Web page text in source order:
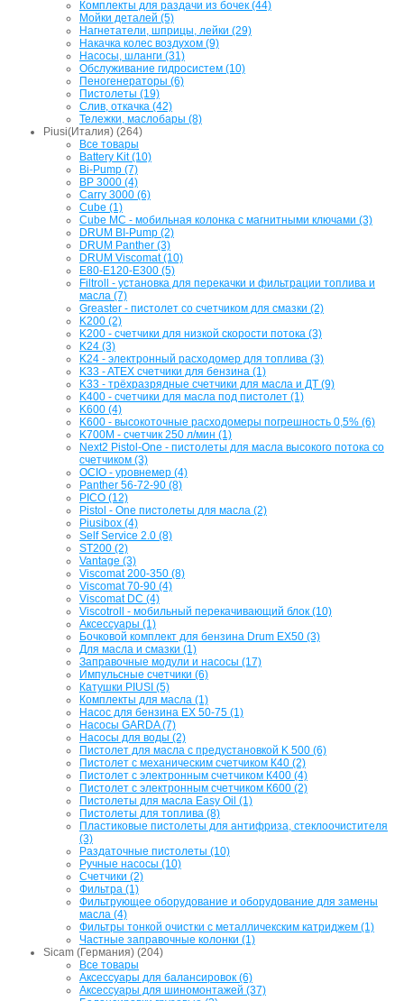
Комплекты для раздачи из бочек (44)
Мойки деталей (5)
Нагнетатели, шприцы, лейки (29)
Накачка колес воздухом (9)
Насосы, шланги (31)
Обслуживание гидросистем (10)
Пеногенераторы (6)
Пистолеты (19)
Слив, откачка (42)
Тележки, маслобары (8)
Piusi(Италия) (264)
Все товары
Battery Kit (10)
Bi-Pump (7)
BP 3000 (4)
Carry 3000 (6)
Cube (1)
Cube MC - мобильная колонка с магнитными ключами (3)
DRUM BI-Pump (2)
DRUM Panther (3)
DRUM Viscomat (10)
E80-E120-E300 (5)
Filtroll - установка для перекачки и фильтрации топлива и
масла (7)
Greaster - пистолет со счетчиком для смазки (2)
K200 (2)
K200 - счетчики для низкой скорости потока (3)
K24 (3)
K24 - электронный расходомер для топлива (3)
K33 - ATEX счетчики для бензина (1)
K33 - трёхразрядные счетчики для масла и ДТ (9)
K400 - счетчики для масла под пистолет (1)
K600 (4)
K600 - высокоточные расходомеры погрешность 0,5% (6)
K700M - счетчик 250 л/мин (1)
Next2 Pistol-One - пистолеты для масла высокого потока со
счетчиком (3)
OCIO - уровнемер (4)
Panther 56-72-90 (8)
PICO (12)
Pistol - One пистолеты для масла (2)
Piusibox (4)
Self Service 2.0 (8)
ST200 (2)
Vantage (3)
Viscomat 200-350 (8)
Viscomat 70-90 (4)
Viscomat DC (4)
Viscotroll - мобильный перекачивающий блок (10)
Аксессуары (1)
Бочковой комплект для бензина Drum EX50 (3)
Для масла и смазки (1)
Заправочные модули и насосы (17)
Импульсные счетчики (6)
Катушки PIUSI (5)
Комплекты для масла (1)
Насос для бензина EX 50-75 (1)
Насосы GARDA (7)
Насосы для воды (2)
Пистолет для масла с предустановкой K 500 (6)
Пистолет с механическим счетчиком К40 (2)
Пистолет с электронным счетчиком К400 (4)
Пистолет с электронным счетчиком К600 (2)
Пистолеты для масла Easy Oil (1)
Пистолеты для топлива (8)
Пластиковые пистолеты для антифриза, стеклоочистителя
(3)
Раздаточные пистолеты (10)
Ручные насосы (10)
Счетчики (2)
Фильтра (1)
Фильтрующее оборудование и оборудование для замены
масла (4)
Фильтры тонкой очистки с металличекским катриджем (1)
Частные заправочные колонки (1)
Sicam (Германия) (204)
Все товары
Аксессуары для балансировок (6)
Аксессуары для шиномонтажей (37)